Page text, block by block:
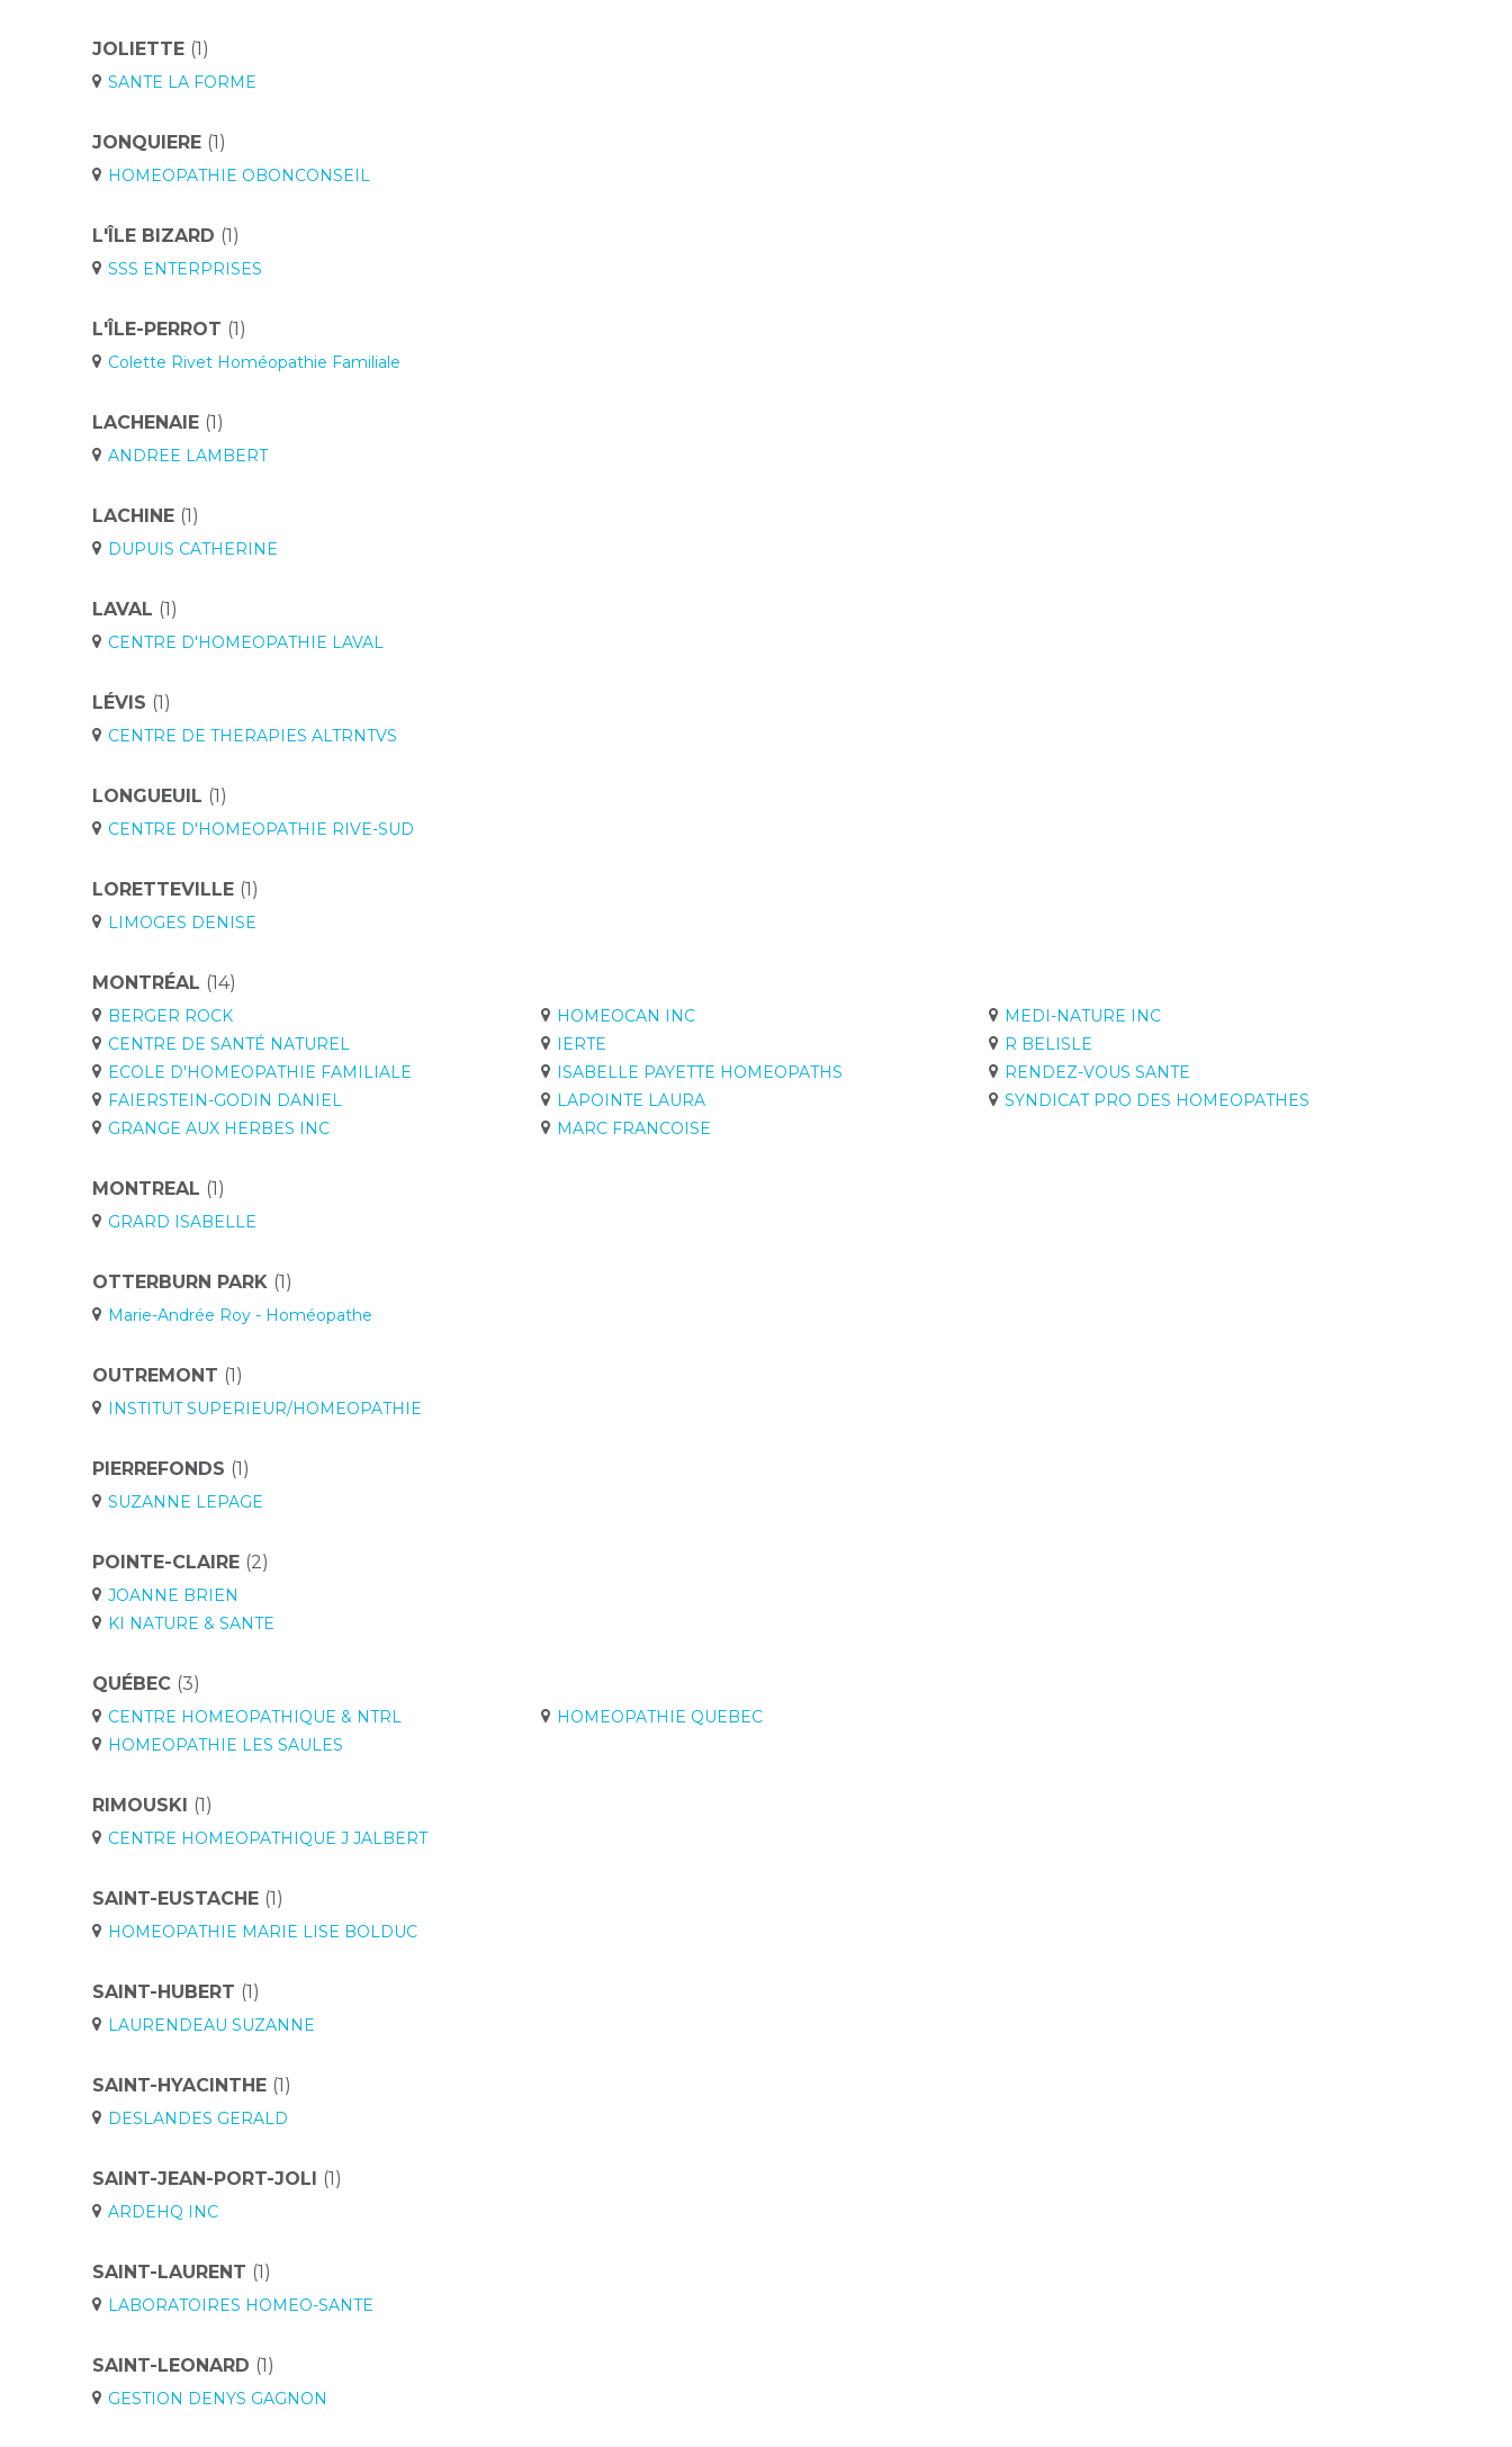
JOLIETTE (1)
SANTE LA FORME
JONQUIERE (1)
HOMEOPATHIE OBONCONSEIL
L'ÎLE BIZARD (1)
SSS ENTERPRISES
L'ÎLE-PERROT (1)
Colette Rivet Homéopathie Familiale
LACHENAIE (1)
ANDREE LAMBERT
LACHINE (1)
DUPUIS CATHERINE
LAVAL (1)
CENTRE D'HOMEOPATHIE LAVAL
LÉVIS (1)
CENTRE DE THERAPIES ALTRNTVS
LONGUEUIL (1)
CENTRE D'HOMEOPATHIE RIVE-SUD
LORETTEVILLE (1)
LIMOGES DENISE
MONTRÉAL (14)
BERGER ROCK
CENTRE DE SANTÉ NATUREL
ECOLE D'HOMEOPATHIE FAMILIALE
FAIERSTEIN-GODIN DANIEL
GRANGE AUX HERBES INC
HOMEOCAN INC
IERTE
ISABELLE PAYETTE HOMEOPATHS
LAPOINTE LAURA
MARC FRANCOISE
MEDI-NATURE INC
R BELISLE
RENDEZ-VOUS SANTE
SYNDICAT PRO DES HOMEOPATHES
MONTREAL (1)
GRARD ISABELLE
OTTERBURN PARK (1)
Marie-Andrée Roy - Homéopathe
OUTREMONT (1)
INSTITUT SUPERIEUR/HOMEOPATHIE
PIERREFONDS (1)
SUZANNE LEPAGE
POINTE-CLAIRE (2)
JOANNE BRIEN
KI NATURE & SANTE
QUÉBEC (3)
CENTRE HOMEOPATHIQUE & NTRL
HOMEOPATHIE LES SAULES
HOMEOPATHIE QUEBEC
RIMOUSKI (1)
CENTRE HOMEOPATHIQUE J JALBERT
SAINT-EUSTACHE (1)
HOMEOPATHIE MARIE LISE BOLDUC
SAINT-HUBERT (1)
LAURENDEAU SUZANNE
SAINT-HYACINTHE (1)
DESLANDES GERALD
SAINT-JEAN-PORT-JOLI (1)
ARDEHQ INC
SAINT-LAURENT (1)
LABORATOIRES HOMEO-SANTE
SAINT-LEONARD (1)
GESTION DENYS GAGNON